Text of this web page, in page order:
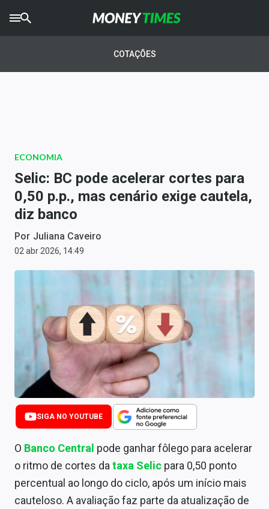
AGROTIMES
Newsletters
Money Trader
Anuncie
Últimas Notícias
Cotações
Comprar ou vender?
Carteiras Recomendadas
Central de Dividendos
Central de Fundos Imobiliários
Renda Fixa
Finanças Pessoais
COTAÇÕES
ECONOMIA
Selic: BC pode acelerar cortes para
0,50 p.p., mas cenário exige cautela,
diz banco
Por Juliana Caveiro
02 abr 2026, 14:49
SIGA NO YOUTUBE
O Banco Central pode ganhar fôlego para acelerar
o ritmo de cortes dataxa Selic para 0,50 ponto
percentual ao longo do ciclo, após um início mais
cauteloso. A avaliação faz parte da atualização de